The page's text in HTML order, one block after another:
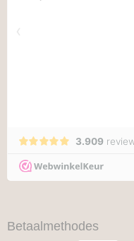
Betaalmethodes